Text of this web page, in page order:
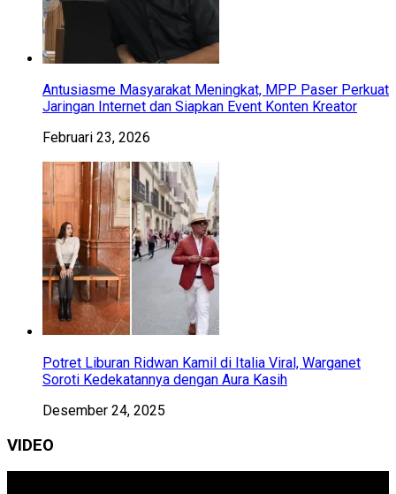
Antusiasme Masyarakat Meningkat, MPP Paser Perkuat
Jaringan Internet dan Siapkan Event Konten Kreator
Februari 23, 2026
Potret Liburan Ridwan Kamil di Italia Viral, Warganet
Soroti Kedekatannya dengan Aura Kasih
Desember 24, 2025
VIDEO